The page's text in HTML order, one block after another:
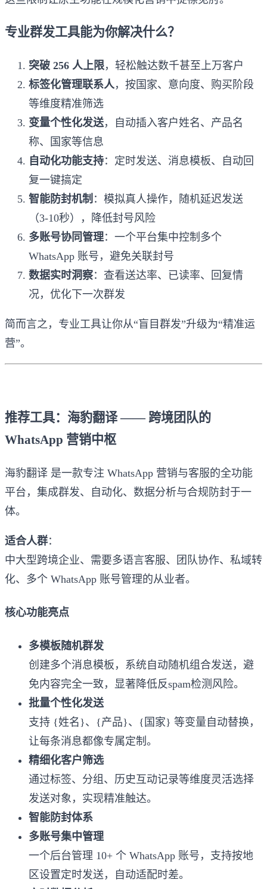
专业群发工具能为你解决什么？
突破 256 人上限，轻松触达数千甚至上万客户
标签化管理联系人，按国家、意向度、购买阶段
等维度精准筛选
变量个性化发送，自动插入客户姓名、产品名
称、国家等信息
自动化功能支持：定时发送、消息模板、自动回
复一键搞定
智能防封机制 ：模拟真人操作，随机延迟发送
（3-10秒），降低封号风险
多账号协同管理：一个平台集中控制多个
WhatsApp 账号，避免关联封号
数据实时洞察：查看送达率、已读率、回复情
况，优化下一次群发
简而言之，专业工具让你从“盲目群发”升级为“精准运
营”。
推荐工具：海豹翻译 —— 跨境团队的
WhatsApp 营销中枢
海豹翻译 是一款专注 WhatsApp 营销与客服的全功能
平台，集成群发、自动化、数据分析与合规防封于一
体。
适合人群：
中大型跨境企业、需要多语言客服、团队协作、私域转
化、多个 WhatsApp 账号管理的从业者。
核心功能亮点
多模板随机群发
创建多个消息模板，系统自动随机组合发送，避
免内容完全一致，显著降低反spam检测风险。
批量个性化发送
支持 {姓名}、{产品}、{国家} 等变量自动替换，
让每条消息都像专属定制。
精细化客户筛选
通过标签、分组、历史互动记录等维度灵活选择
发送对象，实现精准触达。
智能防封体系
多账号集中管理
一个后台管理 10+ 个 WhatsApp 账号，支持按地
区设置定时发送，自动适配时差。